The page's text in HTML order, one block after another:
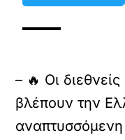
– 🔥 Οι
βλέπουν την